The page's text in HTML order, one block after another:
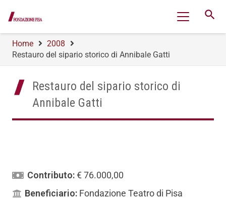
search
Home
2008
Restauro del sipario storico di Annibale Gatti
Restauro del sipario storico di
Annibale Gatti
Contributo:€ 76.000,00
Beneficiario: Fondazione Teatro di Pisa